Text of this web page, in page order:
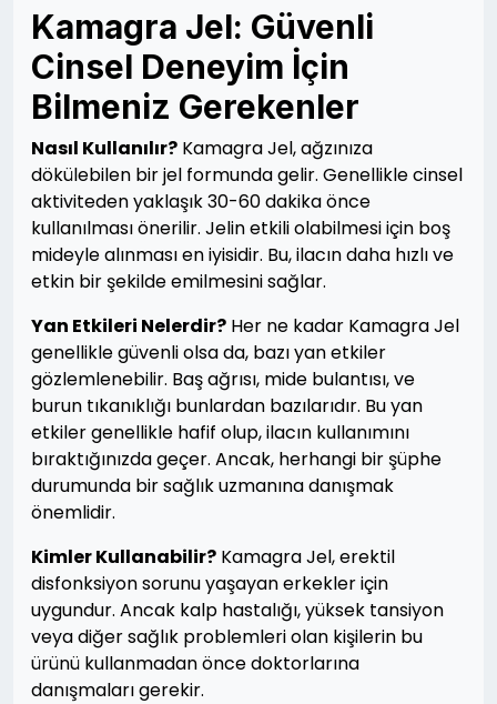
Kamagra Jel: Güvenli
Cinsel Deneyim İçin
Bilmeniz Gerekenler
Nasıl Kullanılır? Kamagra Jel, ağzınıza
dökülebilen bir jel formunda gelir. Genellikle cinsel
aktiviteden yaklaşık 30-60 dakika önce
kullanılması önerilir. Jelin etkili olabilmesi için boş
mideyle alınması en iyisidir. Bu, ilacın daha hızlı ve
etkin bir şekilde emilmesini sağlar.
Yan Etkileri Nelerdir? Her ne kadar Kamagra Jel
genellikle güvenli olsa da, bazı yan etkiler
gözlemlenebilir. Baş ağrısı, mide bulantısı, ve
burun tıkanıklığı bunlardan bazılarıdır. Bu yan
etkiler genellikle hafif olup, ilacın kullanımını
bıraktığınızda geçer. Ancak, herhangi bir şüphe
durumunda bir sağlık uzmanına danışmak
önemlidir.
Kimler Kullanabilir? Kamagra Jel, erektil
disfonksiyon sorunu yaşayan erkekler için
uygundur. Ancak kalp hastalığı, yüksek tansiyon
veya diğer sağlık problemleri olan kişilerin bu
ürünü kullanmadan önce doktorlarına
danışmaları gerekir.